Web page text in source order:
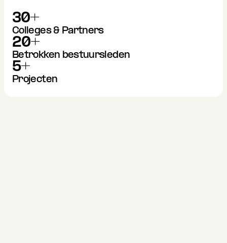
30+
Colleges & Partners
20+
Betrokken bestuursleden
5+
Projecten